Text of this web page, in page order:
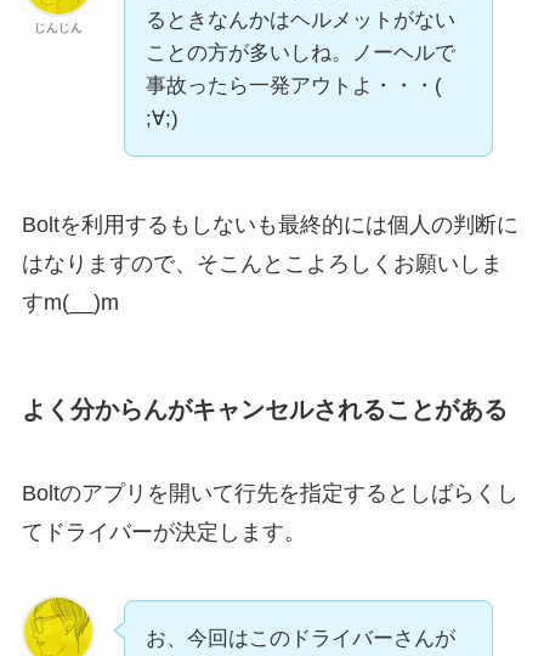
じんじん
るときなんかはヘルメットがない
ことの方が多いしね。ノーヘルで
事故ったら一発アウトよ・・・(
;∀;)
Boltを利用するもしないも最終的には個人の判断に
はなりますので、そこんとこよろしくお願いしま
すm(__)m
よく分からんがキャンセルされることがある
Boltのアプリを開いて行先を指定するとしばらくし
てドライバーが決定します。
お、今回はこのドライバーさんが